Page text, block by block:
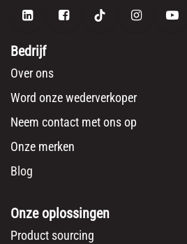
Bedrijf
Over ons
Word onze wederverkoper
Neem contact met ons op
Onze merken
Blog
Onze oplossingen
Product sourcing